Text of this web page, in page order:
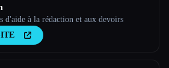
d'aide à la rédaction et aux devoirs